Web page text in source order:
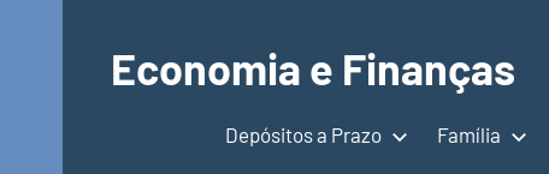
Economia e Finanças
Depósitos
Depósitos a Prazo Família